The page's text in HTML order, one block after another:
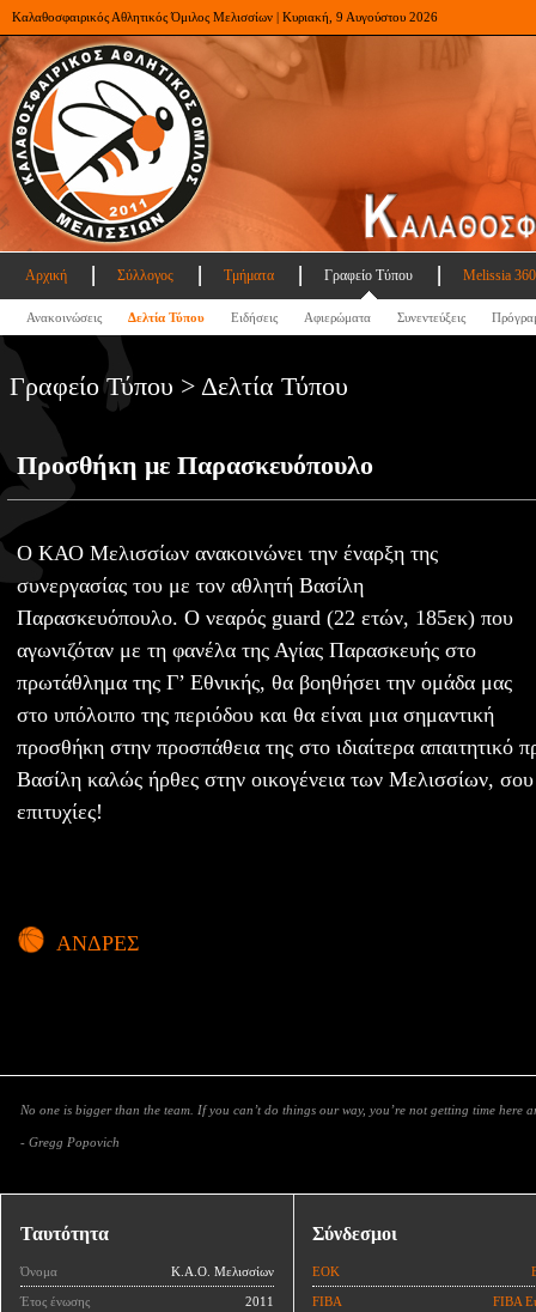
Καλαθοσφαιρικός Αθλητικός Όμιλος Μελισσίων | Κυριακή, 9 Αυγούστου 2026
Αρχική Σύλλογος Τμήματα Γραφείο Τύπου Melissia
Ανακοινώσεις Δελτία Τύπου Ειδήσεις Αφιερώματα Συνεντεύξεις
Γραφείο Τύπου > Δελτία Τύπου
Προσθήκη με Παρασκευόπουλο
O ΚΑΟ Μελισσίων ανακοινώνει την έναρξη της
συνεργασίας του με τον αθλητή Βασίλη
Παρασκευόπουλο. Ο νεαρός guard (22 ετών, 185εκ) που
αγωνιζόταν με τη φανέλα της Αγίας Παρασκευής στο
πρωτάθλημα της Γ’ Εθνικής, θα βοηθήσει την ομάδα μας
στο υπόλοιπο της περιόδου και θα είναι μια σημαντική
προσθήκη στην προσπάθεια της στο ιδιαίτερα
Βασίλη καλώς ήρθες στην οικογένεια των Μελισσίων,
επιτυχίες!
ΑΝΔΡΕΣ
No one is bigger than the team. If you can’t do things our way, you’re not getting time here
- Gregg Popovich
Ταυτότητα
Όνομα Κ.Α.Ο. Μελισσίων
Έτος ένωσης 2011
Σύνδεσμοι
ΕΟΚ
FIBA FIBA